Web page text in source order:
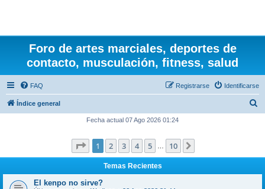
Foro de artes marciales, deportes de
contacto, musculación, fitness, salud
FAQ Identificarse
Registrarse
Índice general
a
r
Fecha actual 07 Ago 2026 01:24
Página de 10
1 2 3 4 5 10
Temas Recientes
El kenpo no sirve?